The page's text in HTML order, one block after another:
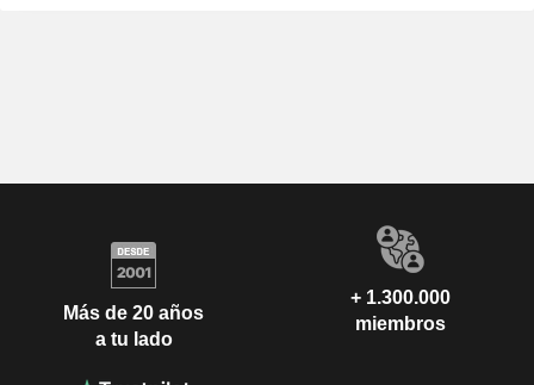
Más de 20 años
a tu lado
+ 1.300.000
miembros